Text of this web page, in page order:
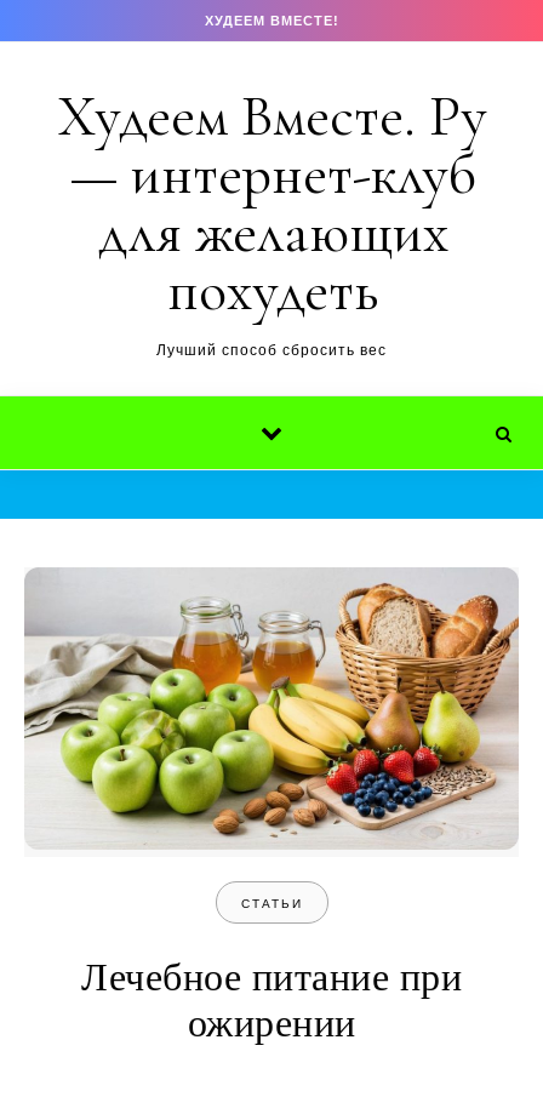
Перейти к содержимомуХУДЕЕМ ВМЕСТЕ!
Худеем Вместе. Ру
— интернет-клуб
для желающих
похудеть
Лучший способ сбросить вес
СТАТЬИ
Лечебное питание при
ожирении